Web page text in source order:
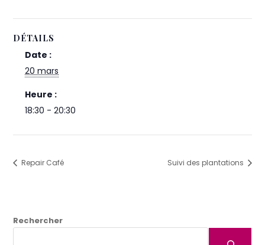
DÉTAILS
Date :
20 mars
Heure :
18:30 - 20:30
Repair Café Suivi des plantations
Rechercher